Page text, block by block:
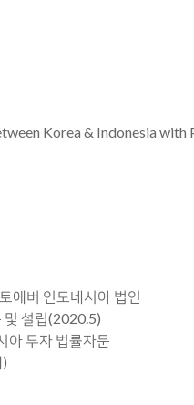
Korea & Indonesia with
에버 인도네시아 법인
및 설립(2020.5)
아 투자 법률자문